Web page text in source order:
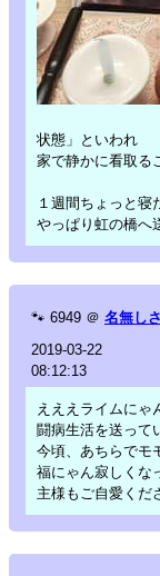
状態」といわれ
家で静かに看取る
１週間ちょっと寝
やっぱり虹の橋へ
🐾 6949 ＠ 名無し
2019-03-22
08:12:13
えええライムにゃ
闘病生活を送って
今頃、あちらでモ
福にゃん寂しくな
主様もご自愛くだ